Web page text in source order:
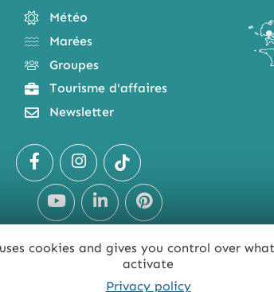
cookies and gives you control over
activate
Privacy policy
Météo
Marées
Groupes
Tourisme d'affaires
Newsletter